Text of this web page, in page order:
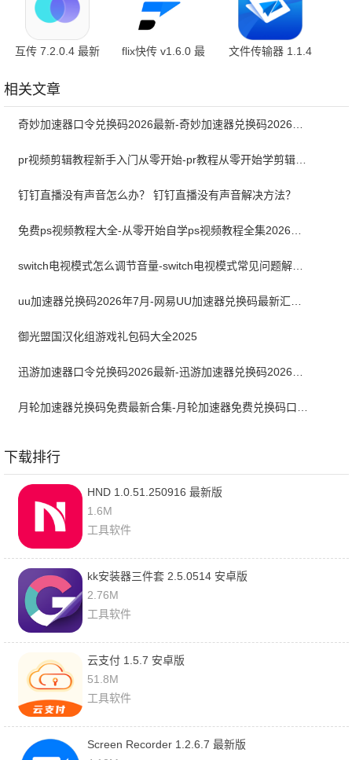
互传 7.2.0.4 最新
flix快传 v1.6.0 最
文件传输器 1.1.4
相关文章
pr视频剪辑教程新手入门从零开始-pr教程从零开始学剪辑全集免费
钉钉直播没有声音怎么办？ 钉钉直播没有声音解决方法？
switch电视模式怎么调节音量-switch电视模式常见问题解决方案
御光盟国汉化组游戏礼包码大全2025
下载排行
HND 1.0.51.250916 最新版
1.6M
工具软件
kk安装器三件套 2.5.0514 安卓版
2.76M
工具软件
云支付 1.5.7 安卓版
51.8M
工具软件
Screen Recorder 1.2.6.7 最新版